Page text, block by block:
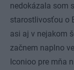
nedokázala som
starostlivosťou o
asi aj v nejakom
začnem naplno
Iconioo pre mňa